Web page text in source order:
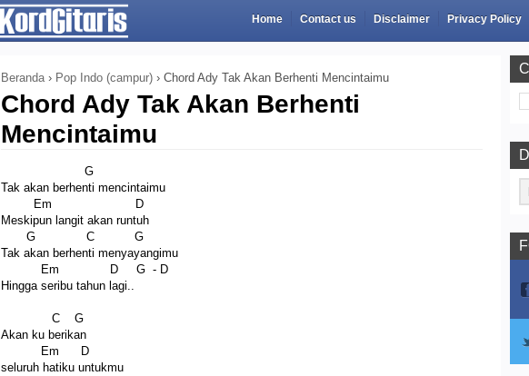
Home Contact us Disclaimer Privacy Policy
Beranda › Pop Indo (campur) › Chord Ady Tak Akan Berhenti Mencintaimu
Chord Ady Tak Akan Berhenti
Mencintaimu
G
Tak akan berhenti mencintaimu
Em D
Meskipun langit akan runtuh
G C G
Tak akan berhenti menyayangimu
Em D G - D
Hingga seribu tahun lagi..
C G
Akan ku berikan
Em D
seluruh hatiku untukmu